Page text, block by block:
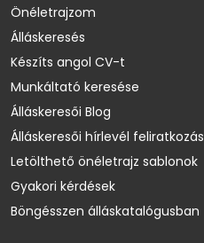
Önéletrajzom
Álláskeresés
Készíts angol CV-t
Munkáltató keresése
Álláskeresői Blog
Álláskeresői hírlevél feliratkozás
Letölthető önéletrajz sablonok
Gyakori kérdések
Böngésszen álláskatalógusban